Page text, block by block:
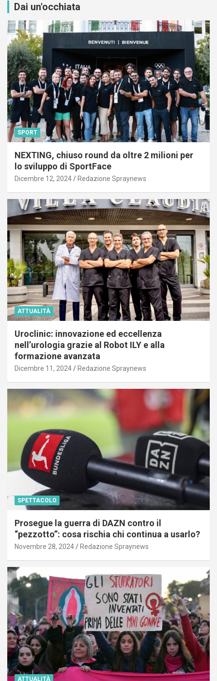
Dai un'occhiata
SPORT
NEXTING, chiuso round da oltre 2 milioni per
lo sviluppo di SportFace
Dicembre 12, 2024 Redazione Spraynews
ATTUALITÀ
Uroclinic: innovazione ed eccellenza
nell’urologia grazie al Robot ILY e alla
formazione avanzata
Dicembre 11, 2024 Redazione Spraynews
SPETTACOLO
Prosegue la guerra di DAZN contro il
“pezzotto”: cosa rischia chi continua a usarlo?
Novembre 28, 2024 Redazione Spraynews
ATTUALITÀ